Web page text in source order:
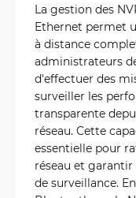
La gestion des
Ethernet permet
à distance
administrateurs
d'effectuer des
surveiller les
transparente
réseau. Cette
essentielle pour
réseau et
de surveillance.